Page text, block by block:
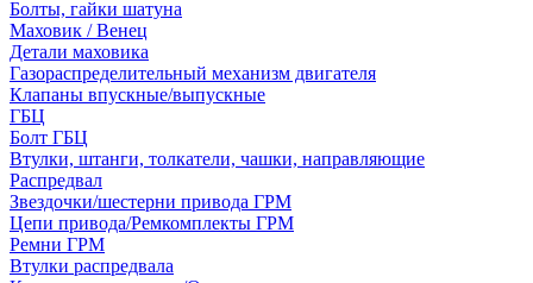
Болты, гайки шатуна
Маховик / Венец
Детали маховика
Газораспределительный механизм двигателя
Клапаны впускные/выпускные
ГБЦ
Болт ГБЦ
Втулки, штанги, толкатели, чашки, направляющие
Распредвал
Звездочки/шестерни привода ГРМ
Цепи привода/Ремкомплекты ГРМ
Ремни ГРМ
Втулки распредвала